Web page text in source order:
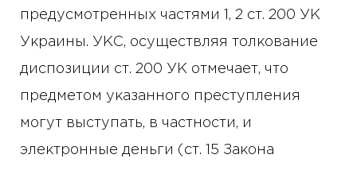
предусмотренных частями 1, 2 ст. 200 УК
Украины. УКС, осуществляя толкование
диспозиции ст. 200 УК отмечает, что
предметом указанного преступления
могут выступать, в частности, и
электронные деньги (ст. 15 Закона